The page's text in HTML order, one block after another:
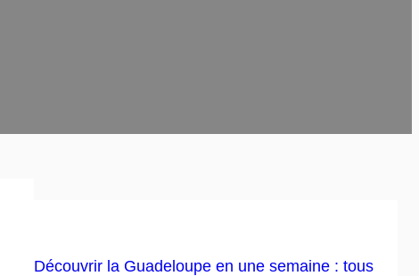
Découvrir la Guadeloupe en une semaine : tous